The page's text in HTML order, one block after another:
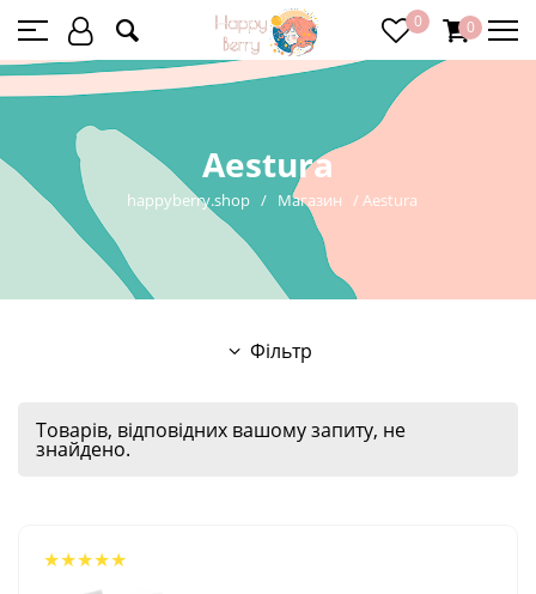
0 0
Aestura
happyberry.shop / Магазин /Aestura
Фільтр
Товарів, відповідних вашому запиту, не
знайдено.
★★★★★